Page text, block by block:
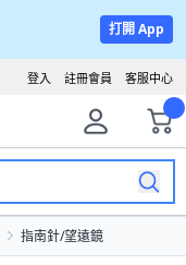
打開 App
客服中心
註冊會員
登入
指南針/望遠鏡